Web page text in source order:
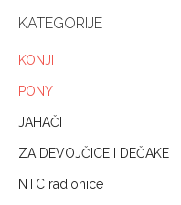
KATEGORIJE
KONJI
PONY
JAHAČI
ZA DEVOJČICE I DEČAKE
NTC radionice